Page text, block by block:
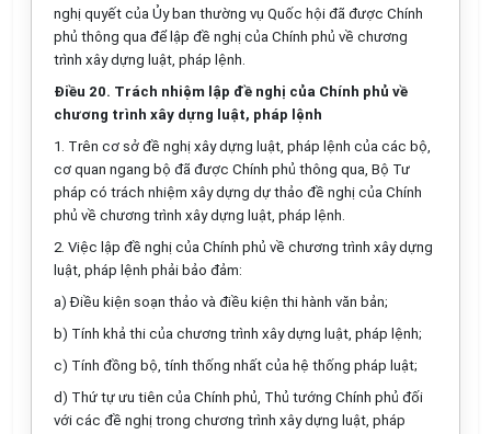
nghị quyết của Ủy ban thường vụ Quốc hội đã được Chính
phủ thông qua để lập đề nghị của Chính phủ về chương
trình xây dựng luật, pháp lệnh.
Điều 20. Trách nhiệm lập đề nghị của Chính phủ về
chương trình xây dựng luật, pháp lệnh
1. Trên cơ sở đề nghị xây dựng luật, pháp lệnh của các bộ,
cơ quan ngang bộ đã được Chính phủ thông qua, Bộ Tư
pháp có trách nhiệm xây dựng dự thảo đề nghị của Chính
phủ về chương trình xây dựng luật, pháp lệnh.
2. Việc lập đề nghị của Chính phủ về chương trình xây dựng
uật, pháp lệnh phải bảo đảm:
a)Điều kiện soạn thảo và điều kiện thi hành văn bản;
b) Tính khả thi của chương trình xây dựng luật, pháp lệnh;
c) Tính đồng bộ, tính thống nhất của hệ thống pháp luật;
d) Thứ tự ưu tiên của Chính phủ, Thủ tướng Chính phủ đối
với các đề nghị trong chương trình xây dựng luật, pháp